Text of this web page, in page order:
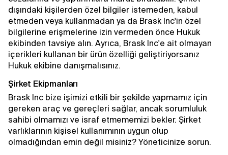
dışındaki kişilerden özel bilgiler istemeden, kabul
etmeden veya kullanmadan ya da Brask Inc'in özel
bilgilerine erişmelerine izin vermeden önce Hukuk
ekibinden tavsiye alın. Ayrıca, Brask Inc'e ait olmayan
içerikleri kullanan bir ürün özelliği geliştiriyorsanız
Hukuk ekibine danışmalısınız.
Şirket Ekipmanları
Brask Inc bize işimizi etkili bir şekilde yapmamız için
gereken araç ve gereçleri sağlar, ancak sorumluluk
sahibi olmamızı ve israf etmememizi bekler. Şirket
varlıklarının kişisel kullanımının uygun olup
olmadığından emin değil misiniz? Yöneticinize sorun.